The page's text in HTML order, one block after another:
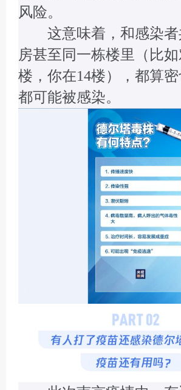
风险。
这意味着，和感染者
房甚至同一栋楼里（比如
楼，你在14楼），都算密
都可能被感染。